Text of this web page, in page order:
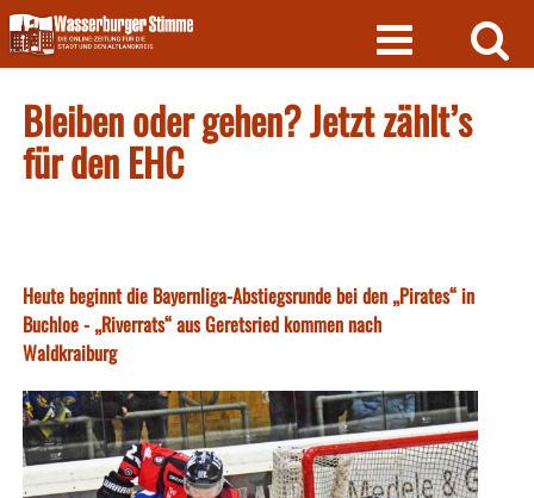
Skip
to
content
Bleiben oder gehen? Jetzt zählt’s
für den EHC
Heute beginnt die Bayernliga-Abstiegsrunde bei den „Pirates“ in
Buchloe - „Riverrats“ aus Geretsried kommen nach
Waldkraiburg